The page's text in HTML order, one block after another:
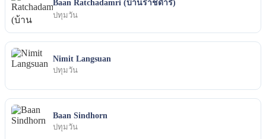
Baan Ratchadamri (บ้านราชดำริ)
ปทุมวัน
Nimit Langsuan
ปทุมวัน
Baan Sindhorn
ปทุมวัน